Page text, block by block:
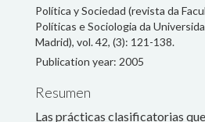
TEACHING
FOLLOW ME
Política y Sociedad (revista da
Políticas e Sociologia da
Madrid), vol. 42, (3): 121-138.
Publication year: 2005
Resumen
Las prácticas clasificatorias